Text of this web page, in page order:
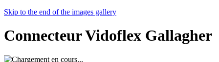
Skip to the end of the images gallery
Connecteur Vidoflex Gallagher